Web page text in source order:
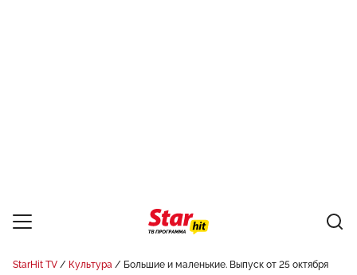
StarHit TV Культура Большие и маленькие. Выпуск от 25 октября